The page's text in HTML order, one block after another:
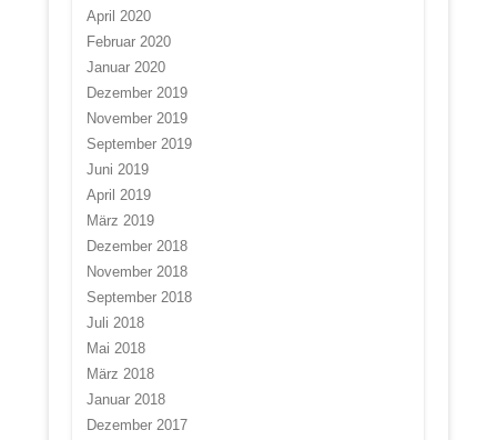
April 2020
Februar 2020
Januar 2020
Dezember 2019
November 2019
September 2019
Juni 2019
April 2019
März 2019
Dezember 2018
November 2018
September 2018
Juli 2018
Mai 2018
März 2018
Januar 2018
Dezember 2017